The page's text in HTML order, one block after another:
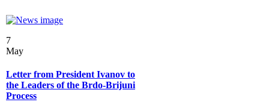
7
May
Letter from President Ivanov to
the Leaders of the Brdo-Brijuni
Process